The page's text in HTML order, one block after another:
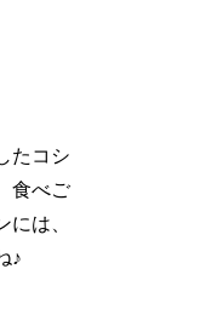
たコシ
食べご
は、
♪